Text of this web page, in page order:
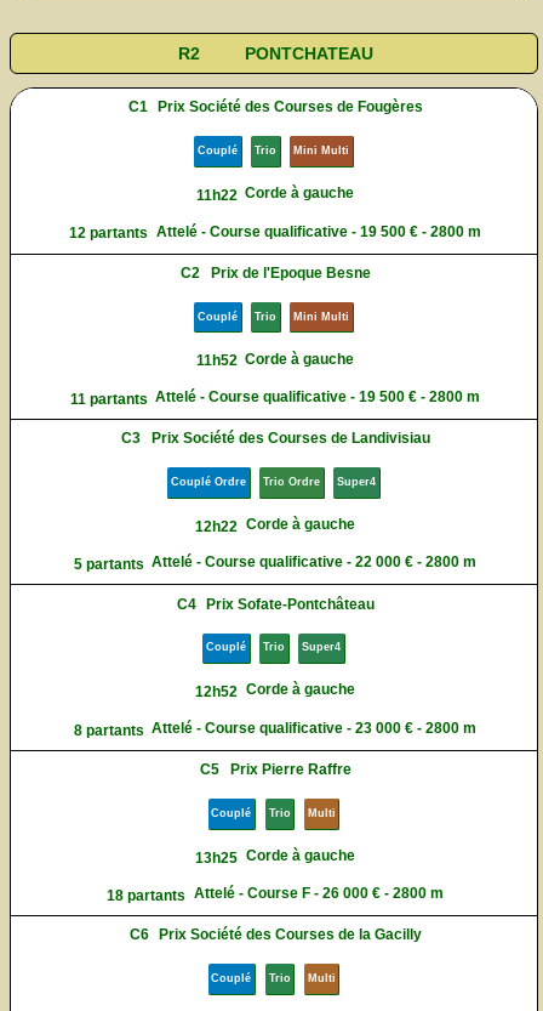
R2 PONTCHATEAU
C1 Prix Société des Courses de Fougères
Couplé Trio Mini Multi
11h22 Corde à gauche
12 partants Attelé - Course qualificative - 19 500 € - 2800 m
C2 Prix de l'Epoque Besne
Couplé Trio Mini Multi
11h52 Corde à gauche
11 partants Attelé - Course qualificative - 19 500 € - 2800 m
C3 Prix Société des Courses de Landivisiau
Couplé Ordre Trio Ordre Super4
12h22 Corde à gauche
5 partants Attelé - Course qualificative - 22 000 € - 2800 m
C4 Prix Sofate-Pontchâteau
Couplé Trio Super4
12h52 Corde à gauche
8 partants Attelé - Course qualificative - 23 000 € - 2800 m
C5 Prix Pierre Raffre
Couplé Trio Multi
13h25 Corde à gauche
18 partants Attelé - Course F - 26 000 € - 2800 m
C6 Prix Société des Courses de la Gacilly
Couplé Trio Multi